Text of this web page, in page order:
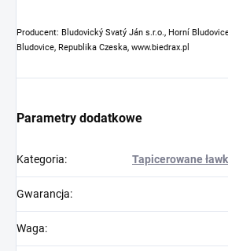
Producent: Bludovický Svatý Ján s.r.o., Horní
Bludovice, Republika Czeska, www.biedrax.pl
Parametry dodatkowe
Kategoria: Tapicerowane
Gwarancja:
Waga: